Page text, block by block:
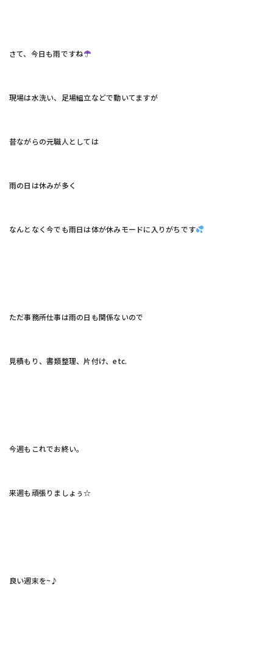
さて、今日も雨ですね
現場は水洗い、足場組立などで動いてますが
昔ながらの元職人としては
雨の日は休みが多く
なんとなく今でも雨日は体が休みモードに入りがちです
ただ事務所仕事は雨の日も関係ないので
見積もり、書類整理、片付け、etc.
今週もこれでお終い。
来週も頑張りましょぅ☆
良い週末を~♪